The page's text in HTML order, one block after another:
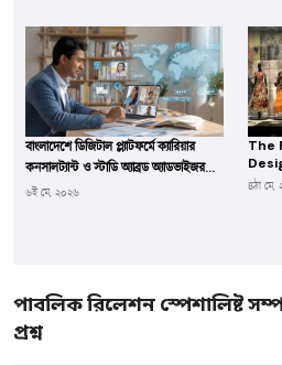
বাংলাদেশে ডিজিটাল প্ল্যাটফর্মে ক্যারিয়ার
কনসালট্যান্ট ও স্টাডি অ্যাব্রড অ্যাডভাইজরদের
সাফল্য
৬ই মে, ২০২৬
The
New
৪ঠা মে,
পাবলিক রিলেশন স্পেশালিষ্ট
প্রশ্ন